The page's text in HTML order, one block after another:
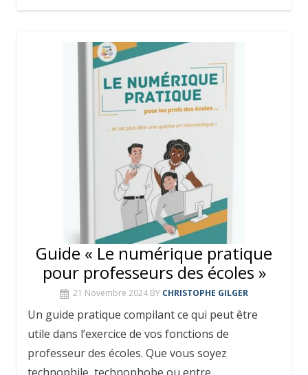
Guide « Le numérique pratique
pour professeurs des écoles »
21 Novembre 2024 BY CHRISTOPHE GILGER
Un guide pratique compilant ce qui peut être
utile dans l’exercice de vos fonctions de
professeur des écoles. Que vous soyez